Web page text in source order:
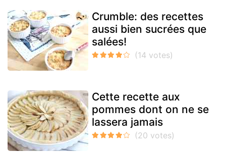
Crumble: des recettes
aussi bien sucrées que
salées!
Cette recette aux
pommes dont on ne se
lassera jamais